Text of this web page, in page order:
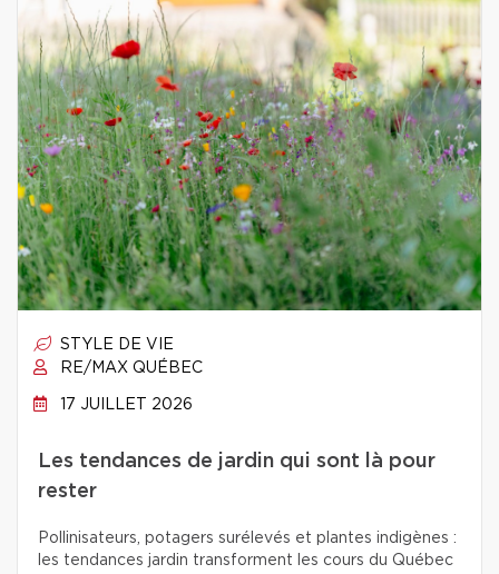
STYLE DE VIE
RE/MAX QUÉBEC
17 JUILLET 2026
Les tendances de jardin qui sont là pour
rester
Pollinisateurs, potagers surélevés et plantes indigènes :
les tendances jardin transforment les cours du Québec